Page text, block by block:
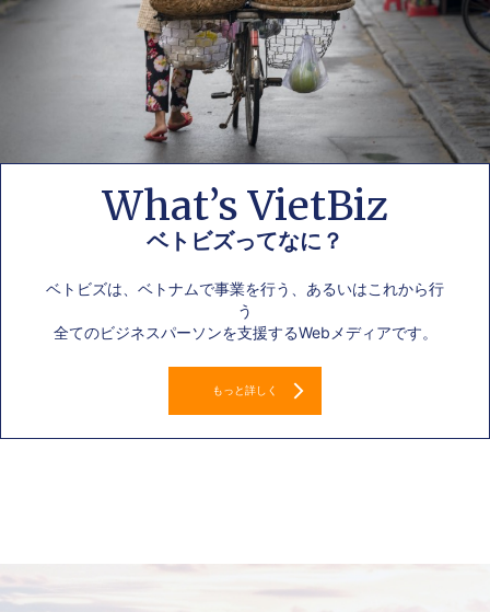
What’s VietBiz
ベトビズってなに？
ベトビズは、ベトナムで事業を行う、あるいはこれから行
う
全てのビジネスパーソンを支援するWebメディアです。
もっと詳しく